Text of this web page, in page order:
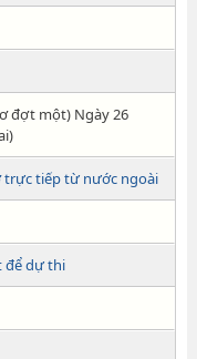
đợt một) Ngày 26
trực tiếp từ nước ngoài
để dự thi